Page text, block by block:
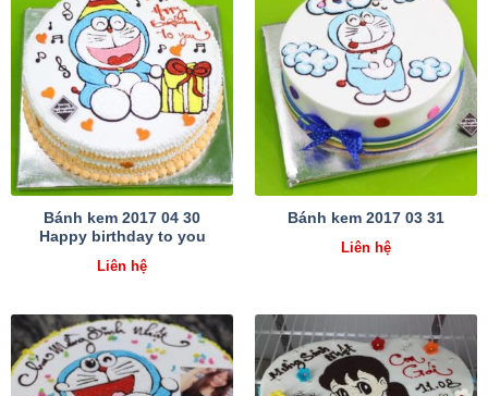
Bánh kem 2017 04 30
Happy birthday to you
Liên hệ
Bánh kem 2017 03 31
Liên hệ